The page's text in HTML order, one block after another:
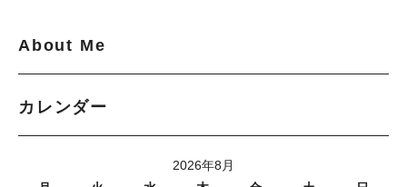
About Me
カレンダー
2026年8月